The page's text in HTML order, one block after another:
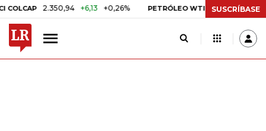
2.350,94 +6,13 +0,26% PETRÓLEO WTI US$ 78,01 US$
SUSCRÍBASE